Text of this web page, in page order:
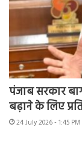
पंजाब सरकार
बढ़ाने के लिए
24 July 2026 - 1:45 PM